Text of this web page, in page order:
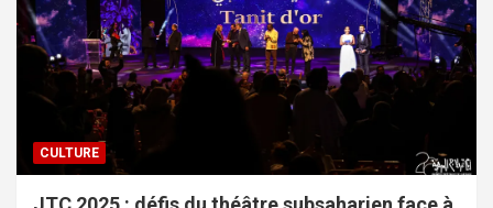
CULTURE